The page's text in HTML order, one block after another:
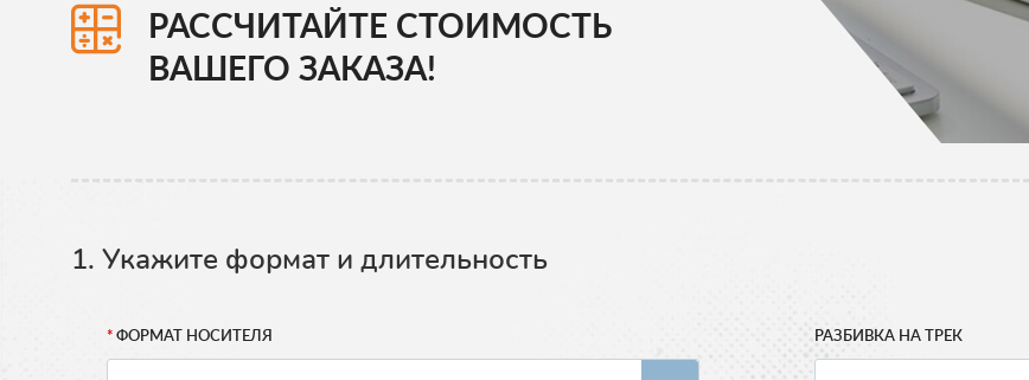
РАССЧИТАЙТЕ СТОИМОСТЬ
ВАШЕГО ЗАКАЗА!
1. Укажите формат и длительность
ФОРМАТ НОСИТЕЛЯ РАЗБИВКА НА ТРЕК